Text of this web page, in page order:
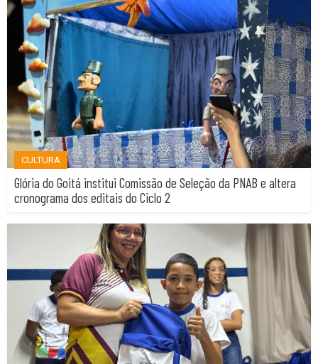
CULTURA
Glória do Goitá institui Comissão de Seleção da PNAB e altera
cronograma dos editais do Ciclo 2